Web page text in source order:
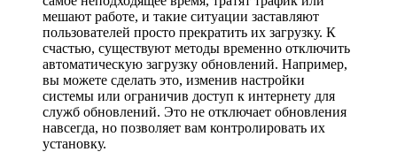
мешают работе, и такие ситуации заставляют
пользователей просто прекратить их загрузку. К
счастью, существуют методы временно отключить
автоматическую загрузку обновлений. Например,
вы можете сделать это, изменив настройки
системы или ограничив доступ к интернету для
служб обновлений. Это не отключает обновления
навсегда, но позволяет вам контролировать их
установку.